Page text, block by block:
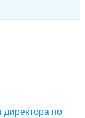
директора по